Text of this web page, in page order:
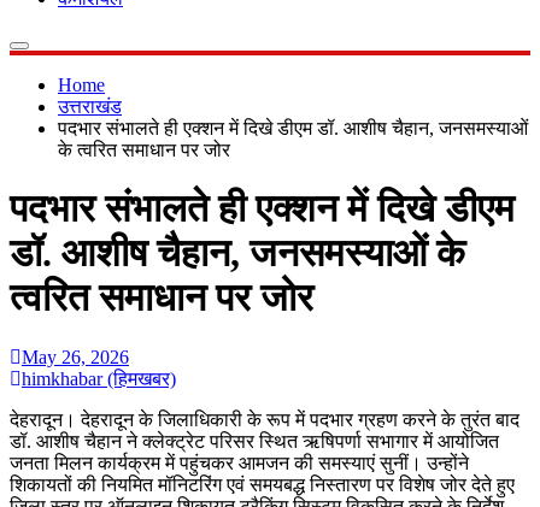
Home
उत्तराखंड
पदभार संभालते ही एक्शन में दिखे डीएम डॉ. आशीष चैहान, जनसमस्याओं
के त्वरित समाधान पर जोर
पदभार संभालते ही एक्शन में दिखे डीएम
डॉ. आशीष चैहान, जनसमस्याओं के
त्वरित समाधान पर जोर
May 26, 2026
himkhabar (हिमखबर)
देहरादून। देहरादून के जिलाधिकारी के रूप में पदभार ग्रहण करने के तुरंत बाद
डॉ. आशीष चैहान ने क्लेक्ट्रेट परिसर स्थित ऋषिपर्णा सभागार में आयोजित
जनता मिलन कार्यक्रम में पहुंचकर आमजन की समस्याएं सुनीं। उन्होंने
शिकायतों की नियमित मॉनिटरिंग एवं समयबद्ध निस्तारण पर विशेष जोर देते हुए